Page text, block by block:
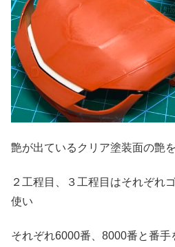
艶が出ているクリア塗装面の艶
２工程目、３工程目はそれぞれ
使い
それぞれ6000番、8000番と番手